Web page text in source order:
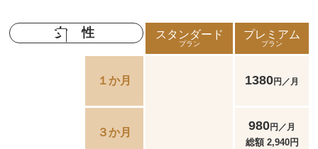
女性 スタンダード
プラン
プレミアム
プラン
１か月 1380円／月
３か月 980円／月
総額 2,940円